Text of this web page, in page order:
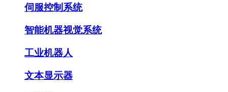
伺服控制系统
智能机器视觉系统
工业机器人
文本显示器